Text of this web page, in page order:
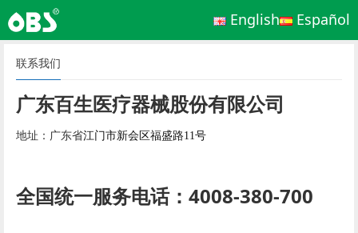
English Español
联系我们
广东百生医疗器械股份有限公司
地址：广东省江门市新会区福盛路11号
全国统一服务电话：4008-380-700